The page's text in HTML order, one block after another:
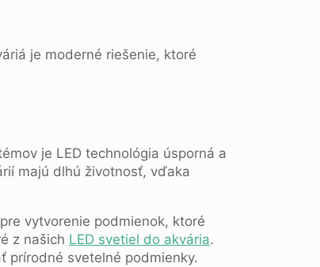
je moderné riešenie, ktoré
je LED technológia úsporná a
majú dlhú životnosť, vďaka
vytvorenie podmienok, ktoré
z našich LED svetiel do akvária.
prírodné svetelné podmienky.